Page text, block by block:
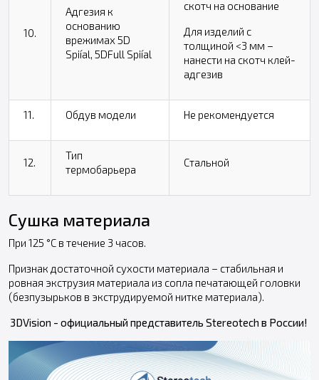
10.
Адгезия к
основанию
врежимах 5D
Spiíal, 5DFull Spiíal
скотч на основание
Для изделий с
толщиной <3 мм –
нанести на скотч клей-
адгезив
11. Обдув модели Не рекомендуется
12.
Тип
термобарьера
Стальной
Сушка материала
При 125 °С в течение 3 часов.
Признак достаточной сухости материала – стабильная и
ровная экструзия материала из сопла печатающей головки
(безпузырьков в экструдируемой нитке материала).
3DVision - официальный представитель Stereotech в России!